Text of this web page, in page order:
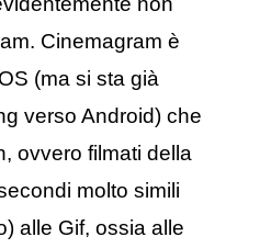
Cinemagram è
(ma si sta già
verso Android) che
ovvero filmati della
molto simili
alle Gif, ossia alle